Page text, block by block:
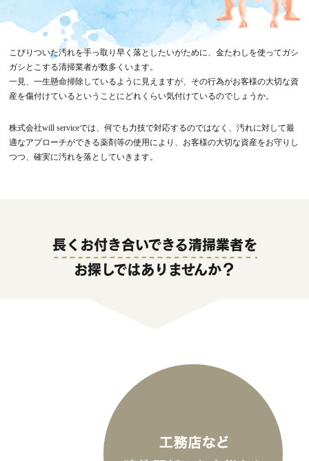
こびりついた汚れを手っ取り早く落としたいがために、金たわしを使ってガシ
ガシとこする清掃業者が数多くいます。
一見、一生懸命掃除しているように見えますが、その行為がお客様の大切な資
産を傷付けているということにどれくらい気付けているのでしょうか。
株式会社will serviceでは、何でも力技で対応するのではなく、汚れに対して最
適なアプローチができる薬剤等の使用により、お客様の大切な資産をお守りし
つつ、確実に汚れを落としていきます。
長くお付き合いできる清掃業者を
お探しではありませんか？